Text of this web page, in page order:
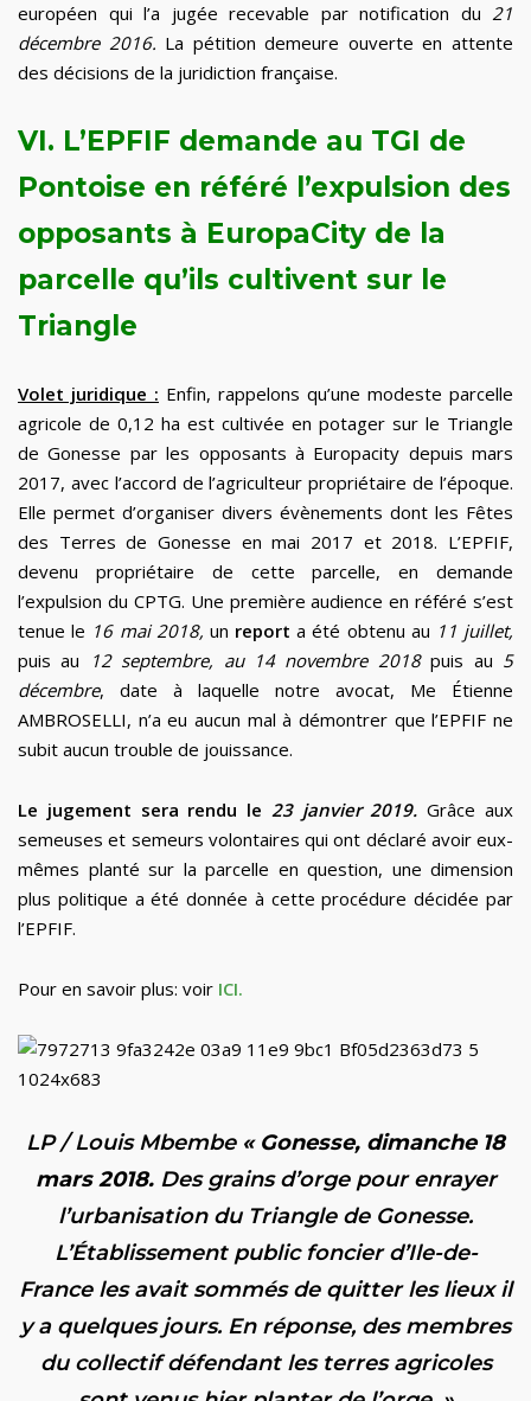
européen qui l’a jugée recevable par notification du 21
décembre 2016. La pétition demeure ouverte en attente
des décisions de la juridiction française.
VI. L’EPFIF demande au TGI de
Pontoise en référé l’expulsion des
opposants à EuropaCity de la
parcelle qu’ils cultivent sur le
Triangle
Volet juridique : Enfin, rappelons qu’une modeste parcelle
agricole de 0,12 ha est cultivée en potager sur le Triangle
de Gonesse par les opposants à Europacity depuis mars
2017, avec l’accord de l’agriculteur propriétaire de l’époque.
Elle permet d’organiser divers évènements dont les Fêtes
des Terres de Gonesse en mai 2017 et 2018. L’EPFIF,
devenu propriétaire de cette parcelle, en demande
l’expulsion du CPTG. Une première audience en référé s’est
tenue le 16 mai 2018, un report a été obtenu au 11 juillet,
puis au
12 septembre, au 14 novembre 2018puis au 5
décembre, date à laquelle notre avocat, Me Étienne
AMBROSELLI, n’a eu aucun mal à démontrer que l’EPFIF ne
subit aucun trouble de jouissance.
Le jugement sera rendu le 23 janvier 2019. Grâce aux
semeuses et semeurs volontaires qui ont déclaré avoir eux-
mêmes planté sur la parcelle en question, une dimension
plus politique a été donnée à cette procédure décidée par
l’EPFIF.
Pour en savoir plus: voir ICI.
LP / Louis Mbembe « Gonesse, dimanche 18
mars 2018.Des grains d’orge pour enrayer
l’urbanisation du Triangle de Gonesse.
L’Établissement public foncier d’Ile-de-
France les avait sommés de quitter les lieux il
y a quelques jours. En réponse, des membres
du collectif défendant les terres agricoles